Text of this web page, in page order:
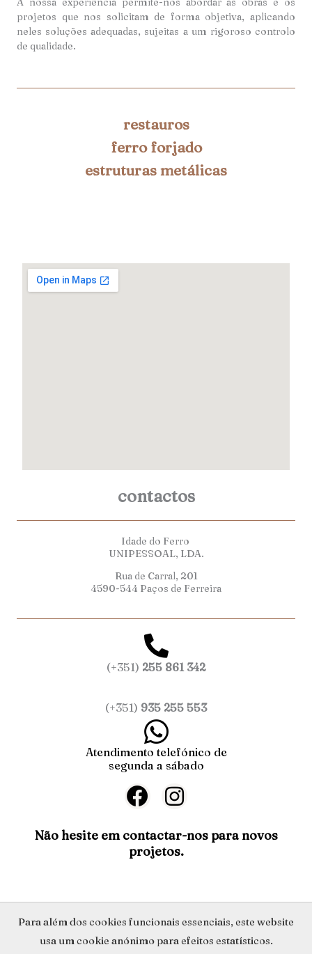
projetos que nos solicitam de forma objetiva, aplicando
neles soluções adequadas, sujeitas a um rigoroso controlo
de qualidade.
restauros
ferro forjado
estruturas metálicas
contactos
Idade do Ferro
UNIPESSOAL, LDA.
Rua de Carral, 201
4590-544 Paços de Ferreira
(+351) 255 861 342
(+351) 935 255 553
Atendimento telefónico de
segunda a sábado
F
a
c
e
o
o
k
I
n
s
t
g
r
a
Não hesite em contactar-nos para novos
projetos.
Política de Privacidade
Para além dos cookies funcionais essenciais, este website
usa um cookie anónimo para efeitos estatísticos.